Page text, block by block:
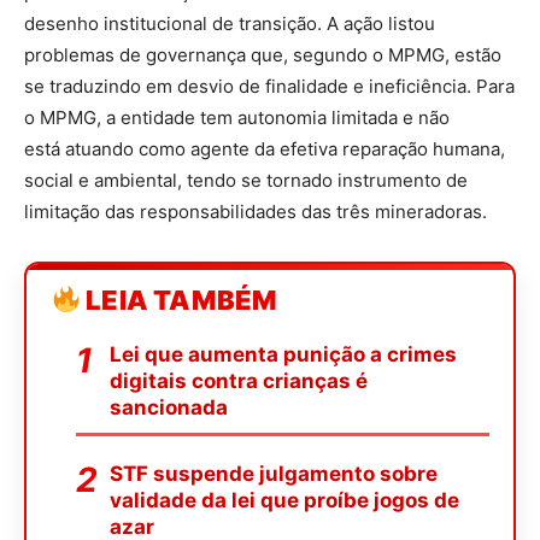
desenho institucional de transição. A ação listou
problemas de governança que, segundo o MPMG, estão
se traduzindo em desvio de finalidade e ineficiência. Para
o MPMG, a entidade tem autonomia limitada e não
está atuando como agente da efetiva reparação humana,
social e ambiental, tendo se tornado instrumento de
limitação das responsabilidades das três mineradoras.
LEIA TAMBÉM
Lei que aumenta punição a crimes
digitais contra crianças é
sancionada
STF suspende julgamento sobre
validade da lei que proíbe jogos de
azar